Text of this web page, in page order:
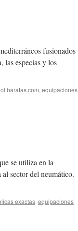
fusionados
las especias y los
baratas.com, equipaciones
se utiliza en la
sector del neumático.
exactas, equipaciones